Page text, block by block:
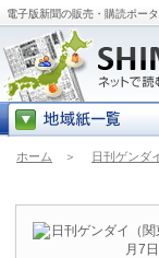
電子版新聞の販売・購読ポー
ホーム ＞ 日刊ゲンダ